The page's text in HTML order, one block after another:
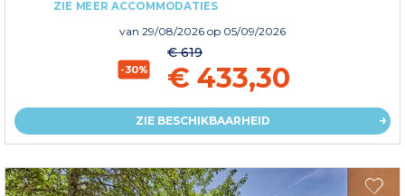
ZIE MEER ACCOMMODATIES
van 29/08/2026 op 05/09/2026
-30%
€ 619
€ 433,30
ZIE BESCHIKBAARHEID